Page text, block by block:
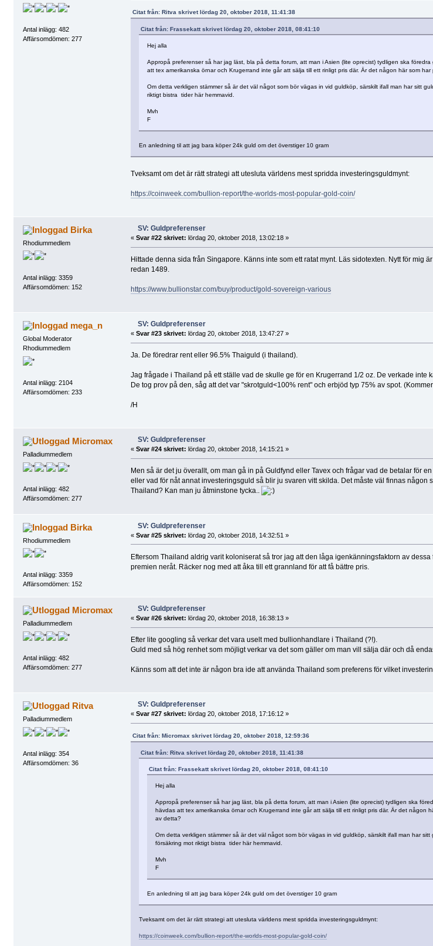
Antal inlägg: 482
Affärsomdömen: 277
Citat från: Ritva skrivet lördag 20, oktober 2018, 11:41:38
Citat från: Frassekatt skrivet lördag 20, oktober 2018, 08:41:10
Hej alla
Appropå preferenser så har jag läst, bla på detta forum, att man i Asien (lite oprecist) tydligen ska
att tex amerikanska örnar och Krugerrand inte går att sälja till ett rinligt pris där. Är det någon här som
Om detta verkligen stämmer så är det väl något som bör vägas in vid guldköp, särskilt ifall man har sitt
riktigt bistra tider här hemmavid.
Mvh
F
En anledning til att jag bara köper 24k guld om det överstiger 10 gram
Tveksamt om det är rätt strategi att utesluta världens mest spridda investeringsguldmynt:
https://coinweek.com/bullion-report/the-worlds-most-popular-gold-coin/
Birka
Rhodiummedlem
Antal inlägg: 3359
Affärsomdömen: 152
SV: Guldpreferenser
« Svar #22 skrivet: lördag 20, oktober 2018, 13:02:18 »
Hittade denna sida från Singapore. Känns inte som ett ratat mynt. Läs sidotexten. Nytt för mig
redan 1489.
https://www.bullionstar.com/buy/product/gold-sovereign-various
mega_n
Global Moderator
Rhodiummedlem
Antal inlägg: 2104
Affärsomdömen: 233
SV: Guldpreferenser
« Svar #23 skrivet: lördag 20, oktober 2018, 13:47:27 »
Ja. De föredrar rent eller 96.5% Thaiguld (i thailand).
Jag frågade i Thailand på ett ställe vad de skulle ge för en Krugerrand 1/2 oz. De verkade inte
De tog prov på den, såg att det var "skrotguld<100% rent" och erbjöd typ 75% av spot.
/H
Micromax
Palladiummedlem
Antal inlägg: 482
Affärsomdömen: 277
SV: Guldpreferenser
« Svar #24 skrivet: lördag 20, oktober 2018, 14:15:21 »
Men så är det ju överallt, om man gå in på Guldfynd eller Tavex och frågar vad de betalar för
eller vad för nåt annat investeringsguld så blir ju svaren vitt skilda. Det måste väl finnas någon
Thailand? Kan man ju åtminstone tycka..
Birka
Rhodiummedlem
Antal inlägg: 3359
Affärsomdömen: 152
SV: Guldpreferenser
« Svar #25 skrivet: lördag 20, oktober 2018, 14:32:51 »
Eftersom Thailand aldrig varit koloniserat så tror jag att den låga igenkänningsfaktorn av
premien neråt. Räcker nog med att åka till ett grannland för att få bättre pris.
Micromax
Palladiummedlem
Antal inlägg: 482
Affärsomdömen: 277
SV: Guldpreferenser
« Svar #26 skrivet: lördag 20, oktober 2018, 16:38:13 »
Efter lite googling så verkar det vara uselt med bullionhandlare i Thailand (?!).
Guld med så hög renhet som möjligt verkar va det som gäller om man vill sälja där och då
Känns som att det inte är någon bra ide att använda Thailand som preferens för vilket
Ritva
Palladiummedlem
Antal inlägg: 354
Affärsomdömen: 36
SV: Guldpreferenser
« Svar #27 skrivet: lördag 20, oktober 2018, 17:16:12 »
Citat från: Micromax skrivet lördag 20, oktober 2018, 12:59:36
Citat från: Ritva skrivet lördag 20, oktober 2018, 11:41:38
Citat från: Frassekatt skrivet lördag 20, oktober 2018, 08:41:10
Hej alla
Appropå preferenser så har jag läst, bla på detta forum, att man i Asien (lite oprecist) tydligen ska
hävdas att tex amerikanska örnar och Krugerrand inte går att sälja till ett rinligt pris där. Är det någon
av detta?
Om detta verkligen stämmer så är det väl något som bör vägas in vid guldköp, särskilt ifall man har sitt
försäkring mot riktigt bistra tider här hemmavid.
Mvh
F
En anledning til att jag bara köper 24k guld om det överstiger 10 gram
Tveksamt om det är rätt strategi att utesluta världens mest spridda investeringsguldmynt:
https://coinweek.com/bullion-report/the-worlds-most-popular-gold-coin/